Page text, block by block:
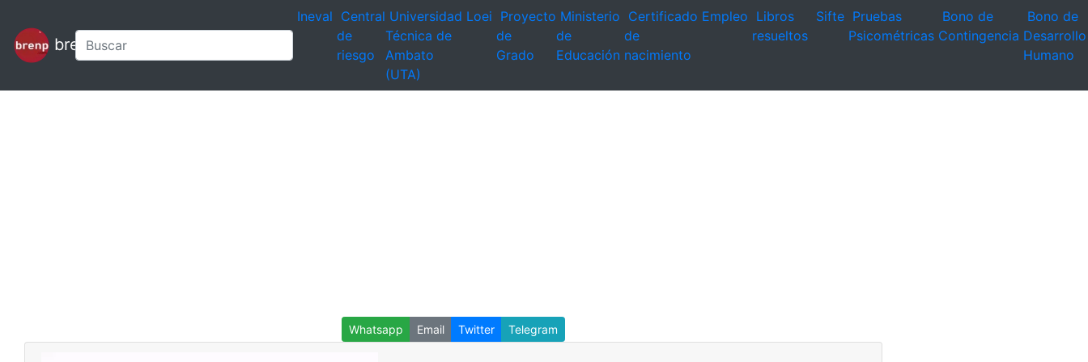
brenp
Ineval Central
de
riesgo
Universidad
Técnica de
Ambato
(UTA)
Loei Proyecto
de
Grado
Ministerio
de
Educación
Certificado
de
nacimiento
Empleo Libros
resueltos
Sifte Pruebas
Psicométricas
Bono de
Contingencia
Bono de
Desarrollo
Humano
Whatsapp Email Twitter Telegram